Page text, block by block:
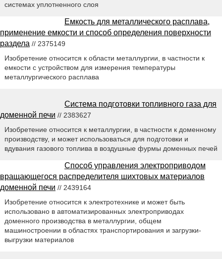
системах уплотненного слоя
Емкость для металлического расплава,
применение емкости и способ определения поверхности
раздела // 2375149
Изобретение относится к области металлургии, в частности к
емкости с устройством для измерения температуры
металлургического расплава
Система подготовки топливного газа для
доменной печи // 2383627
Изобретение относится к металлургии, в частности к доменному
производству, и может использоваться для подготовки и
вдувания газового топлива в воздушные фурмы доменных печей
Способ управления электроприводом
вращающегося распределителя шихтовых материалов
доменной печи // 2439164
Изобретение относится к электротехнике и может быть
использовано в автоматизированных электроприводах
доменного производства в металлургии, общем
машиностроении в областях транспортирования и загрузки-
выгрузки материалов